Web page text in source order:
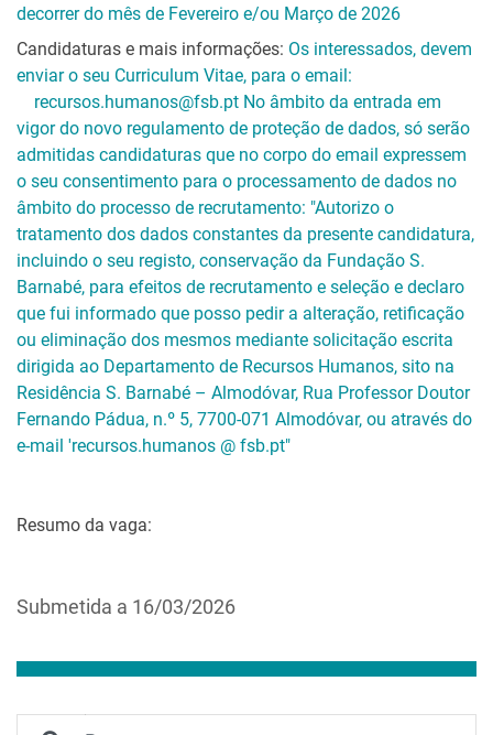
decorrer do mês de Fevereiro e/ou Março de 2026
Candidaturas e mais informações: Os interessados, devem
enviar o seu Curriculum Vitae, para o email:
recursos.humanos@fsb.pt No âmbito da entrada em
vigor do novo regulamento de proteção de dados, só serão
admitidas candidaturas que no corpo do email expressem
o seu consentimento para o processamento de dados no
âmbito do processo de recrutamento: "Autorizo o
tratamento dos dados constantes da presente candidatura,
incluindo o seu registo, conservação da Fundação S.
Barnabé, para efeitos de recrutamento e seleção e declaro
que fui informado que posso pedir a alteração, retificação
ou eliminação dos mesmos mediante solicitação escrita
dirigida ao Departamento de Recursos Humanos, sito na
Residência S. Barnabé – Almodóvar, Rua Professor Doutor
Fernando Pádua, n.º 5, 7700-071 Almodóvar, ou através do
e-mail 'recursos.humanos @ fsb.pt"
Resumo da vaga:
Submetida a 16/03/2026